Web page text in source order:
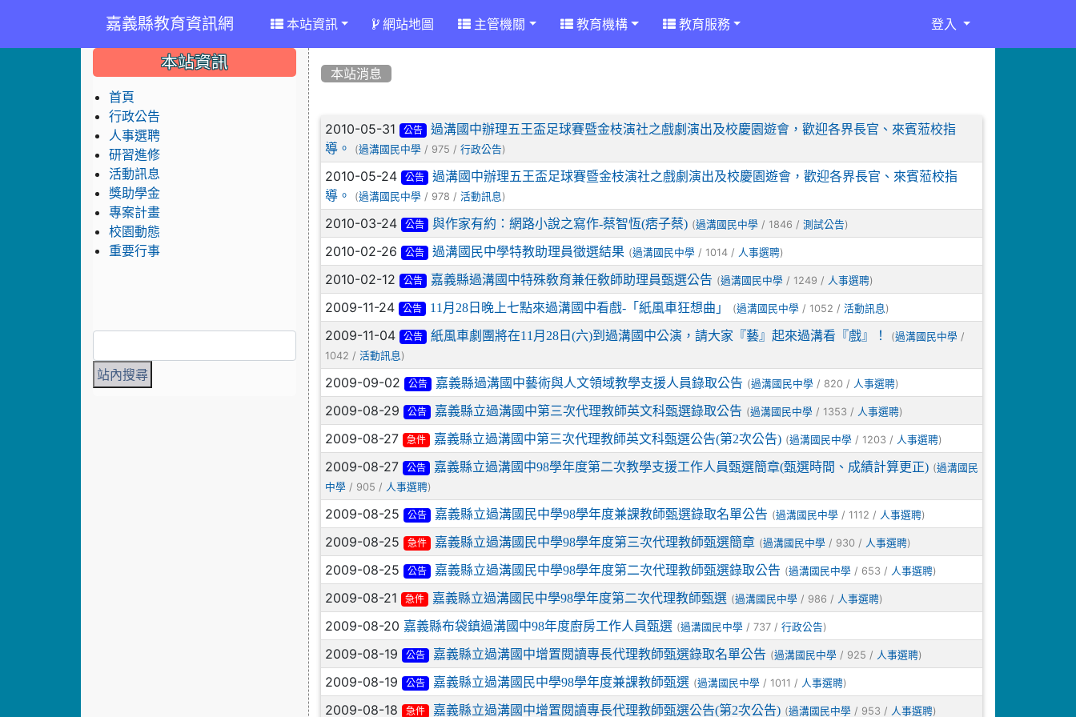
嘉義縣教育資訊網 本站資訊 網站地圖 主管機關 教育機構 教育服務 登入
本站消息
文章列表
2010-05-31 公告
過溝國中辦理五王盃足球賽暨金枝演社之戲劇演出及校慶園遊會，歡迎各界長官、來賓蒞校指
導。
(過溝國民中學 / 975 /行政公告)
2010-05-24 公告
過溝國中辦理五王盃足球賽暨金枝演社之戲劇演出及校慶園遊會，歡迎各界長官、來賓蒞校指
導。
(過溝國民中學 / 978 /活動訊息 )
2010-03-24 公告 與作家有約：網路小說之寫作-蔡智恆(痞子蔡) (過溝國民中學 / 1846 / 測試公告)
2010-02-26 公告 過溝國民中學特教助理員徵選結果 (過溝國民中學 / 1014 / 人事選聘)
2010-02-12 公告 嘉義縣過溝國中特殊敎育兼任敎師助理員甄選公告 (過溝國民中學 / 1249 / 人事選聘)
2009-11-24 公告 11月28日晚上七點來過溝國中看戲-「紙風車狂想曲」 (過溝國民中學 / 1052 / 活動訊息 )
2009-11-04 公告 紙風車劇團將在11月28日(六)到過溝國中公演，請大家『藝』起來過溝看『戲』！ (過溝國民中學 /
1042 /活動訊息 )
2009-09-02 公告 嘉義縣過溝國中藝術與人文領域教學支援人員錄取公告 (過溝國民中學 / 820 / 人事選聘)
2009-08-29 公告 嘉義縣立過溝國中第三次代理教師英文科甄選錄取公告 (過溝國民中學 / 1353 / 人事選聘)
2009-08-27 急件 嘉義縣立過溝國中第三次代理教師英文科甄選公告(第2次公告) (過溝國民中學 / 1203 / 人事選聘)
2009-08-27 公告 嘉義縣立過溝國中98學年度第二次教學支援工作人員甄選簡章(甄選時間、成績計算更正) (過溝國民
中學 / 905 / 人事選聘)
2009-08-25 公告 嘉義縣立過溝國民中學98學年度兼課教師甄選錄取名單公告 (過溝國民中學 / 1112 / 人事選聘)
2009-08-25 急件 嘉義縣立過溝國民中學98學年度第三次代理教師甄選簡章 (過溝國民中學 / 930 / 人事選聘)
2009-08-25 公告 嘉義縣立過溝國民中學98學年度第二次代理教師甄選錄取公告 (過溝國民中學 / 653 / 人事選聘)
2009-08-21 急件 嘉義縣立過溝國民中學98學年度第二次代理教師甄選 (過溝國民中學 / 986 / 人事選聘)
2009-08-20 嘉義縣布袋鎮過溝國中98年度廚房工作人員甄選 (過溝國民中學 / 737 /行政公告)
2009-08-19 公告 嘉義縣立過溝國中增置閱讀專長代理教師甄選錄取名單公告 (過溝國民中學 / 925 / 人事選聘)
2009-08-19 公告 嘉義縣立過溝國民中學98學年度兼課教師甄選 (過溝國民中學 / 1011 / 人事選聘)
2009-08-18 急件 嘉義縣立過溝國中增置閱讀專長代理教師甄選公告(第2次公告) (過溝國民中學 / 953 / 人事選聘)
::: 本站資訊
首頁
行政公告
人事選聘
研習進修
活動訊息
獎助學金
專案計畫
校園動態
重要行事